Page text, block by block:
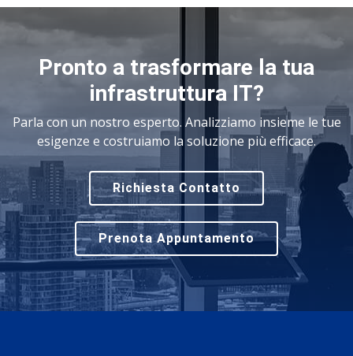
Pronto a trasformare la tua
infrastruttura IT?
Parla con un nostro esperto. Analizziamo insieme le tue
esigenze e costruiamo la soluzione più efficace.
Richiesta Contatto
Prenota Appuntamento